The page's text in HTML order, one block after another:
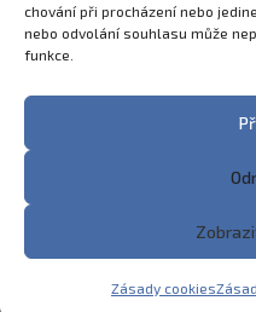
chování při procházení nebo
nebo odvolání souhlasu může
funkce.
Zásady cookies
Pověřenec pro
Innovation One s.r.o. IČO:
Filip Šikola +420 775
Made with♥in